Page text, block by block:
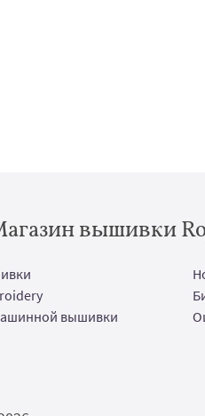
вышивки
вышивки